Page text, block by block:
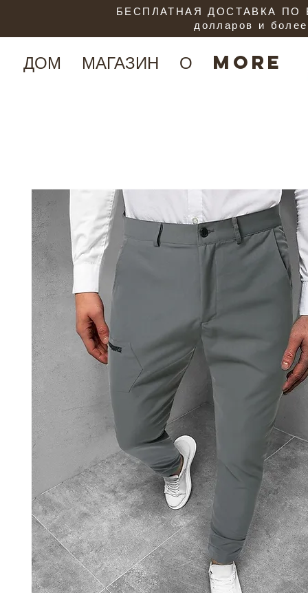
ДОМ МАГАЗИН О More
БЕСПЛАТНАЯ ДОСТАВКА ПО
долларов и